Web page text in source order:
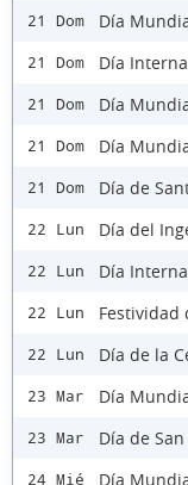
21 Dom Día
21 Dom Día
21 Dom Día
21 Dom Día
21 Dom Día de
22 Lun Día del
22 Lun Día
22 Lun Festividad
22 Lun Día de la
23 Mar Día
23 Mar Día de
24 Mié Día